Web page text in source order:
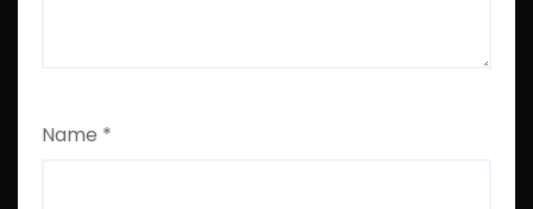
Name *